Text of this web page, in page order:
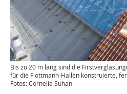
Bis zu 20 m lang sind die
für die Flottmann-Hallen konstruierte,
Fotos: Cornelia Suhan